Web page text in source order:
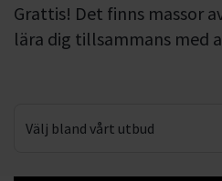
Grattis! Det finns massor
lära dig tillsammans med
Välj bland vårt utbud